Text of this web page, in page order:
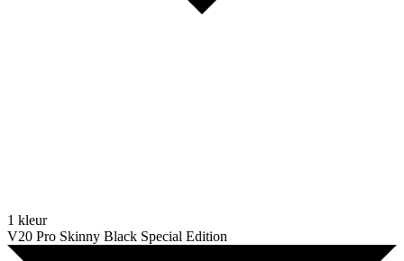
1 kleur
V20 Pro Skinny Black Special Edition